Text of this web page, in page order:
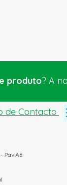
produto? A
de Contacto
Pav.A8